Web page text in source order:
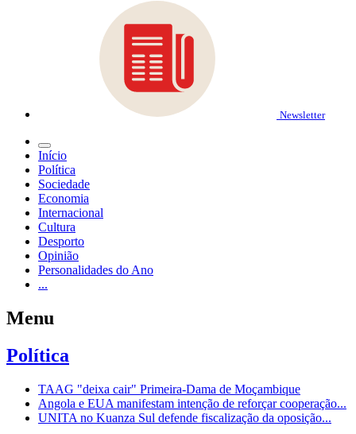
Newsletter
Início
Política
Sociedade
Economia
Internacional
Cultura
Desporto
Opinião
Personalidades do Ano
...
Menu
Política
TAAG "deixa cair" Primeira-Dama de Moçambique
Angola e EUA manifestam intenção de reforçar cooperação...
UNITA no Kuanza Sul defende fiscalização da oposição...